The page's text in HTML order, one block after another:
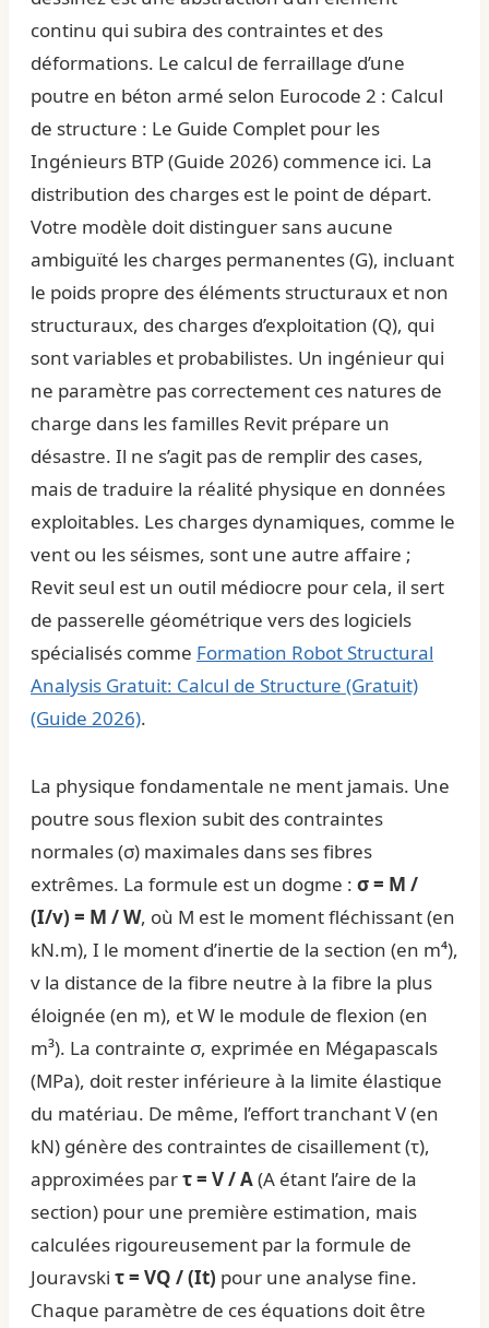
continu qui subira des contraintes et des
déformations. Le calcul de ferraillage d’une
poutre en béton armé selon Eurocode 2 : Calcul
de structure : Le Guide Complet pour les
Ingénieurs BTP (Guide 2026) commence ici. La
distribution des charges est le point de départ.
Votre modèle doit distinguer sans aucune
ambiguïté les charges permanentes (G), incluant
le poids propre des éléments structuraux et non
structuraux, des charges d’exploitation (Q), qui
sont variables et probabilistes. Un ingénieur qui
ne paramètre pas correctement ces natures de
charge dans les familles Revit prépare un
désastre. Il ne s’agit pas de remplir des cases,
mais de traduire la réalité physique en données
exploitables. Les charges dynamiques, comme le
vent ou les séismes, sont une autre affaire ;
Revit seul est un outil médiocre pour cela, il sert
de passerelle géométrique vers des logiciels
spécialisés comme Formation Robot Structural
Analysis Gratuit: Calcul de Structure (Gratuit)
(Guide 2026).
La physique fondamentale ne ment jamais. Une
poutre sous flexion subit des contraintes
normales (σ) maximales dans ses fibres
extrêmes. La formule est un dogme : σ = M /
(I/v) = M / W, où M est le moment fléchissant (en
kN.m), I le moment d’inertie de la section (en m⁴),
v la distance de la fibre neutre à la fibre la plus
éloignée (en m), et W le module de flexion (en
m³). La contrainte σ, exprimée en Mégapascals
(MPa), doit rester inférieure à la limite élastique
du matériau. De même, l’effort tranchant V (en
kN) génère des contraintes de cisaillement (τ),
approximées parτ = V / A(A étant l’aire de la
section) pour une première estimation, mais
calculées rigoureusement par la formule de
Jouravski τ = VQ / (It) pour une analyse fine.
Chaque paramètre de ces équations doit être